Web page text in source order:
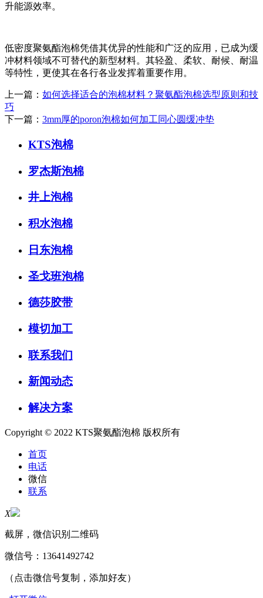
升能源效率。
低密度聚氨酯泡棉凭借其优异的性能和广泛的应用，已成为缓
冲材料领域不可替代的新型材料。其轻盈、柔软、耐候、耐温
等特性，更使其在各行各业发挥着重要作用。
上一篇： 如何选择适合的泡棉材料？聚氨酯泡棉选型原则和技
巧
下一篇： 3mm厚的poron泡棉如何加工同心圆缓冲垫
KTS泡棉
罗杰斯泡棉
井上泡棉
积水泡棉
日东泡棉
圣戈班泡棉
德莎胶带
模切加工
联系我们
新闻动态
解决方案
Copyright © 2022 KTS聚氨酯泡棉 版权所有
首页
电话
微信
联系
X
截屏，微信识别二维码
微信号： 13641492742
（点击微信号复制，添加好友）